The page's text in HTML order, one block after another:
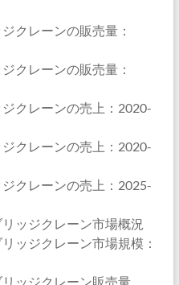
クレーンの販売量：
クレーンの販売量：
クレーンの売上：2020-
クレーンの売上：2020-
クレーンの売上：2025-
ッジクレーン市場概況
ッジクレーン市場規模：
ッジクレーン販売量